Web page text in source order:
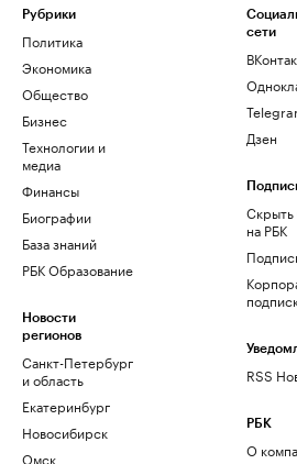
Рубрики
Политика
Экономика
Общество
Бизнес
Технологии и
медиа
Финансы
Биографии
База знаний
РБК Образование
Новости
регионов
Санкт-Петербург
и область
Екатеринбург
Новосибирск
Омск
сети
Дзен
на РБК
RSS
РБК
О